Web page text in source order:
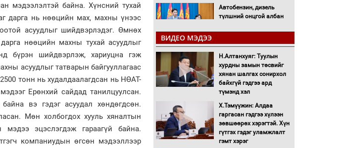
мэдээлэлтэй байна. Хүнсний тухай
дарга нь нөөцийн мах, махны үнээс
асуудлыг шийдвэрлэдэг. Өмнөх
нөөцийн махны тухай асуудлыг
бүрэн шийдвэрлэж, хариуцна гэж
асуудлыг татварын байгууллагаас
тонн нь худалдаалагдсан нь НӨАТ-
Ерөнхий сайдад танилцуулсан.
вэ гэдэг асуудал хөндөгдсөн.
Мөн холбогдох хууль хяналтын
мэдээ эцэслэгдэж гараагүй байна.
компаниудын өгсөн мэдээллээр
Автобензин, дизель
түлшний онцгой албан
Санхүүгийн хэмнэлтийн
горимд эрүүл мэндийн
салбар хамаарахгүй
Нөөцийн махны
нээлттэй ил тод болгоно
Монгол Улс “COP17”-д
“Тал хээрийн
ВИДЕО МЭДЭЭ
Н.Алтанхуяг: Туулын
хурдны замын төсвийг
хянан шалгах сонирхол
байхгүй гэдгээ ард
түмэнд хэл
Х.Тэмүүжин: Алдаа
гаргасан гэдгээ хүлээн
зөвшөөрөх хэрэгтэй. Хүн
гүтгэх гэдэг уламжлалт
гэмт хэрэг